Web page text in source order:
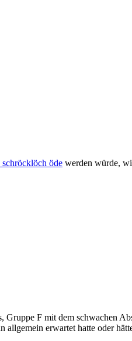
öde werden würde,
F mit dem schwachen
allgemein erwartet hatte oder